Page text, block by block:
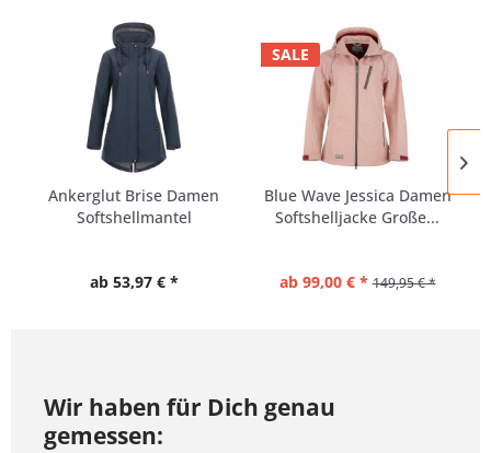
Ankerglut Brise Damen
Softshellmantel
ab 53,97 € *
SALE
Blue Wave Jessica Damen
Softshelljacke Große...
ab 99,00 € * 149,95 € *
Wir haben für Dich genau
gemessen: